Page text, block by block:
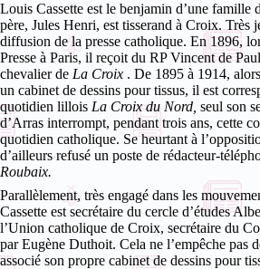
Louis Cassette est le benjamin d’une famille
père, Jules Henri, est tisserand à Croix. Très
diffusion de la presse catholique. En 1896,
Presse à Paris, il reçoit du RP Vincent de
chevalier de La Croix . De 1895 à 1914,
un cabinet de dessins pour tissus, il est
quotidien lillois La Croix du Nord, seul son
d’Arras interrompt, pendant trois ans, cette
quotidien catholique. Se heurtant à
d’ailleurs refusé un poste de rédacteur-
Roubaix.
Parallèlement, très engagé dans les
Cassette est secrétaire du cercle d’études
l’Union catholique de Croix, secrétaire du
par Eugène Duthoit. Cela ne l’empêche pas
associé son propre cabinet de dessins pour